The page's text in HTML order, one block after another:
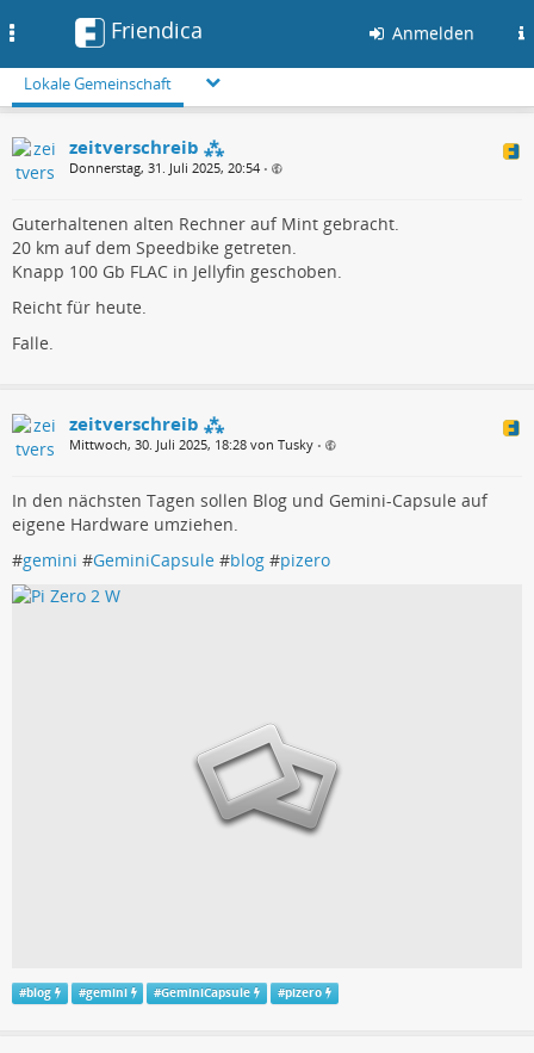
Friendica Anmelden
Lokale Gemeinschaft
zeitverschreib ⁂
Donnerstag, 31. Juli 2025, 20:54 •
Guterhaltenen alten Rechner auf Mint gebracht.
20 km auf dem Speedbike getreten.
Knapp 100 Gb FLAC in Jellyfin geschoben.
Reicht für heute.
Falle.
zeitverschreib ⁂
Mittwoch, 30. Juli 2025, 18:28 von Tusky •
In den nächsten Tagen sollen Blog und Gemini-Capsule auf
eigene Hardware umziehen.
#gemini #GeminiCapsule #blog #pizero
#blog #gemini #GeminiCapsule #pizero